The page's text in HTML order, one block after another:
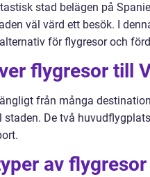
stad belägen på
väl värd ett besök. I
för flygresor och
flygresor till
från många
De två
av